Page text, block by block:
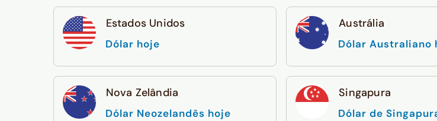
Estados Unidos
Dólar hoje
Austrália
Dólar Australiano
Nova Zelândia
Dólar Neozelandês hoje
Singapura
Dólar de